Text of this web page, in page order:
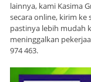
lainnya, kami Kasima
secara online, kirim ke
pastinya lebih mudah
meninggalkan
974 463.